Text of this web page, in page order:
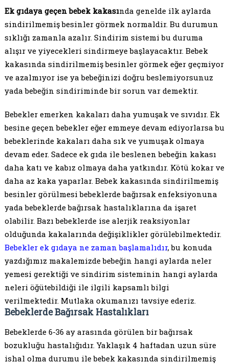
Ek gıdaya geçen bebek kakasında genelde ilk aylarda
sindirilmemiş besinler görmek normaldir. Bu durumun
sıklığı zamanla azalır. Sindirim sistemi bu duruma
alışır ve yiyecekleri sindirmeye başlayacaktır. Bebek
kakasında sindirilmemiş besinler görmek eğer geçmiyor
ve azalmıyor ise ya bebeğinizi doğru beslemiyorsunuz
yada bebeğin sindiriminde bir sorun var demektir.
Bebekler emerken kakaları daha yumuşak ve sıvıdır. Ek
besine geçen bebekler eğer emmeye devam ediyorlarsa bu
bebeklerinde kakaları daha sık ve yumuşak olmaya
devam eder. Sadece ek gıda ile beslenen bebeğin kakası
daha katı ve kabız olmaya daha yatkındır. Kötü kokar ve
daha az kaka yaparlar. Bebek kakasında sindirilmemiş
besinler görülmesi bebeklerde bağırsak enfeksiyonuna
yada bebeklerde bağırsak hastalıklarına da işaret
olabilir. Bazı bebeklerde ise alerjik reaksiyonlar
olduğunda kakalarında değişiklikler görülebilmektedir.
Bebekler ek gıdaya ne zaman başlamalıdır, bu konuda
yazdığımız makalemizde bebeğin hangi aylarda neler
yemesi gerektiği ve sindirim sisteminin hangi aylarda
neleri öğütebildiği ile ilgili kapsamlı bilgi
verilmektedir. Mutlaka okumanızı tavsiye ederiz.
Bebeklerde Bağırsak Hastalıkları
Bebeklerde 6-36 ay arasında görülen bir bağırsak
bozukluğu hastalığıdır. Yaklaşık 4 haftadan uzun süre
ishal olma durumu ile bebek kakasında sindirilmemiş